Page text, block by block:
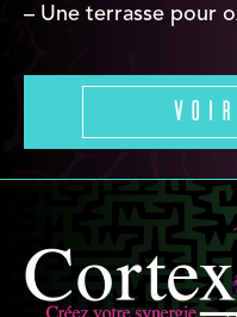
– Une terrasse pour